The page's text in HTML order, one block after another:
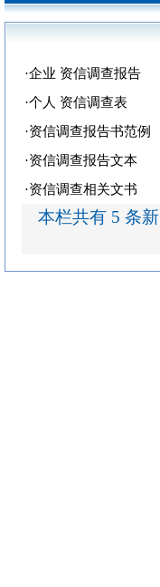
·企业 资信调查报告
·个人 资信调查表
·资信调查报告书范例
·资信调查报告文本
·资信调查相关文书
本栏共有 5 条